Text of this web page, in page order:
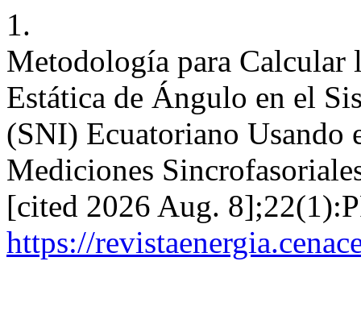
1.
Metodología para
Estática de Ángulo en el
(SNI) Ecuatoriano Usando
Mediciones
[cited 2026 Aug.
https://